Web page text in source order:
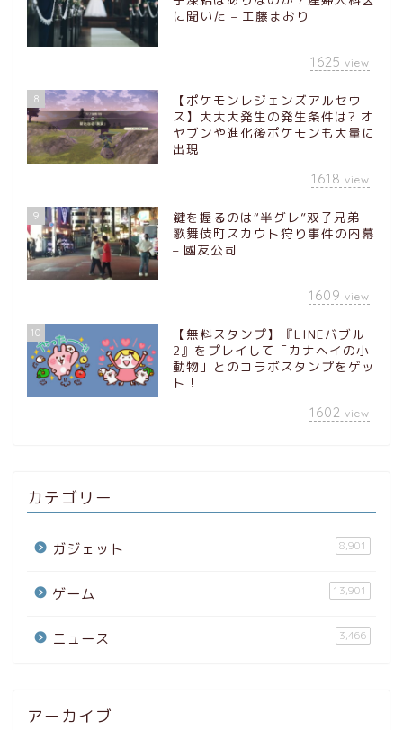
に聞いた – 工藤まおり
1625 view
8
【ポケモンレジェンズアルセウ
ス】大大大発生の発生条件は? オ
ヤブンや進化後ポケモンも大量に
出現
1618 view
9
鍵を握るのは“半グレ”双子兄弟
歌舞伎町スカウト狩り事件の内幕
– 國友公司
1609 view
10
【無料スタンプ】『LINEバブル
2』をプレイして「カナヘイの小
動物」とのコラボスタンプをゲッ
ト！
1602 view
カテゴリー
ガジェット 8,901
ゲーム 13,901
ニュース 3,466
アーカイブ